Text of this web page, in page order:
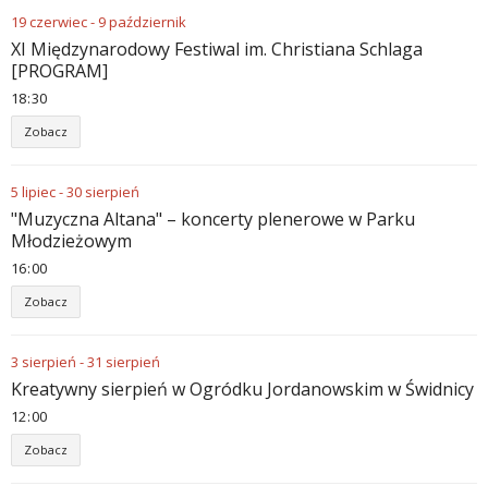
19czerwiec- 9październik
XI Międzynarodowy Festiwal im. Christiana Schlaga
[PROGRAM]
18:30
Zobacz
5 lipiec-30 sierpień
"Muzyczna Altana" – koncerty plenerowe w Parku
Młodzieżowym
16:00
Zobacz
3 sierpień -31 sierpień
Kreatywny sierpień w Ogródku Jordanowskim w Świdnicy
12:00
Zobacz